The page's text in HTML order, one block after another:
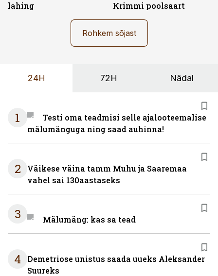
lahing
Krimmi poolsaart
Rohkem sõjast
24H 72H Nädal
1
Testi oma teadmisi selle ajalooteemalise
mälumänguga ning saad auhinna!
2
Väikese väina tamm Muhu ja Saaremaa
vahel sai 130aastaseks
3 Mälumäng: kas sa tead
4
Demetriose unistus saada uueks Aleksander
Suureks